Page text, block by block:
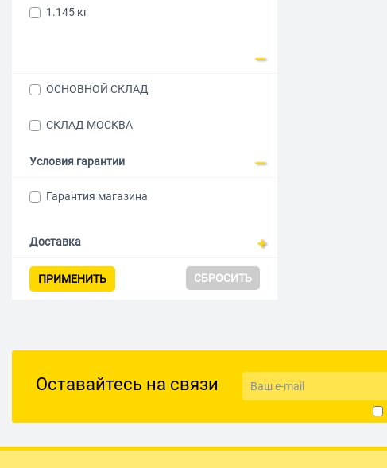
1.145 кг
ОСНОВНОЙ СКЛАД
СКЛАД МОСКВА
Условия гарантии
Гарантия магазина
Доставка
ПРИМЕНИТЬ СБРОСИТЬ
Оставайтесь на связи